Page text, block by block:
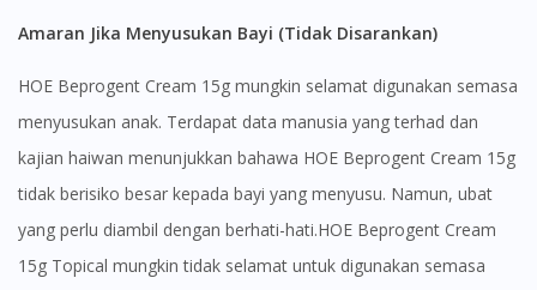
Amaran Jika Menyusukan Bayi (Tidak Disarankan)
HOE Beprogent Cream 15g mungkin selamat digunakan semasa
menyusukan anak. Terdapat data manusia yang terhad dan
kajian haiwan menunjukkan bahawa HOE Beprogent Cream 15g
tidak berisiko besar kepada bayi yang menyusu. Namun, ubat
yang perlu diambil dengan berhati-hati.HOE Beprogent Cream
15g Topical mungkin tidak selamat untuk digunakan semasa